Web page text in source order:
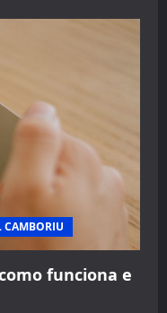
CAMBORIU
funciona e